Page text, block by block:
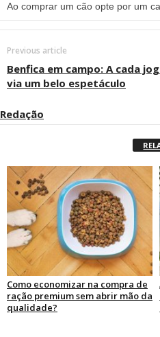
Ao comprar um cão opte por um
Previous article
Benfica em campo: A cada
via um belo espetáculo
Redação
Como economizar na compra de
ração premium sem abrir mão da
qualidade?